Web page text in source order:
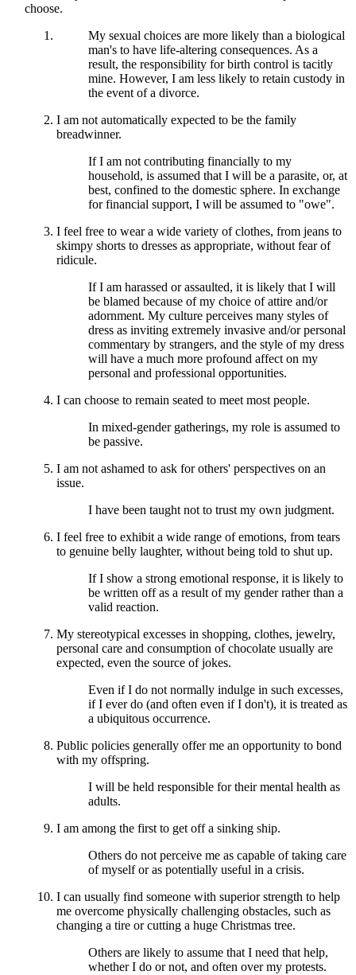
choose.
My sexual choices are more likely than a biological
man's to have life-altering consequences. As a
result, the responsibility for birth control is tacitly
mine. However, I am less likely to retain custody in
the event of a divorce.
I am not automatically expected to be the family
breadwinner.
If I am not contributing financially to my
household, is assumed that I will be a parasite, or, at
best, confined to the domestic sphere. In exchange
for financial support, I will be assumed to "owe".
I feel free to wear a wide variety of clothes, from jeans to
skimpy shorts to dresses as appropriate, without fear of
ridicule.
If I am harassed or assaulted, it is likely that I will
be blamed because of my choice of attire and/or
adornment. My culture perceives many styles of
dress as inviting extremely invasive and/or personal
commentary by strangers, and the style of my dress
will have a much more profound affect on my
personal and professional opportunities.
I can choose to remain seated to meet most people.
In mixed-gender gatherings, my role is assumed to
be passive.
I am not ashamed to ask for others' perspectives on an
issue.
I have been taught not to trust my own judgment.
I feel free to exhibit a wide range of emotions, from tears
to genuine belly laughter, without being told to shut up.
If I show a strong emotional response, it is likely to
be written off as a result of my gender rather than a
valid reaction.
My stereotypical excesses in shopping, clothes, jewelry,
personal care and consumption of chocolate usually are
expected, even the source of jokes.
Even if I do not normally indulge in such excesses,
if I ever do (and often even if I don't), it is treated as
a ubiquitous occurrence.
Public policies generally offer me an opportunity to bond
with my offspring.
I will be held responsible for their mental health as
adults.
I am among the first to get off a sinking ship.
Others do not perceive me as capable of taking care
of myself or as potentially useful in a crisis.
I can usually find someone with superior strength to help
me overcome physically challenging obstacles, such as
changing a tire or cutting a huge Christmas tree.
Others are likely to assume that I need that help,
whether I do or not, and often over my protests.